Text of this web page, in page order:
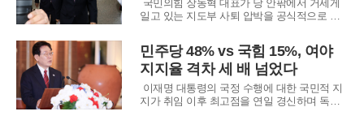
표된 여론조
국민의힘 장동혁 대표가 당 안팎에서 거세게
일고 있는 지도부 사퇴 압박을 공식적으로 일
입장을 밝혔던 그는 불과 반나절 만에 입장을
정리하고 현재의 직을 유지하겠다는 뜻을 분명
히 했다. 다가오는 전국동시지방선거를 자신의
지휘 아래 치른 뒤, 그 결과에 따라 당원과 국
민
민주당 48% vs 국힘 15%, 여야
지지율 격차 세 배 넘었다
이재명 대통령의 국정 수행에 대한 국민적 지
지가 취임 이후 최고점을 연일 경신하며 독보